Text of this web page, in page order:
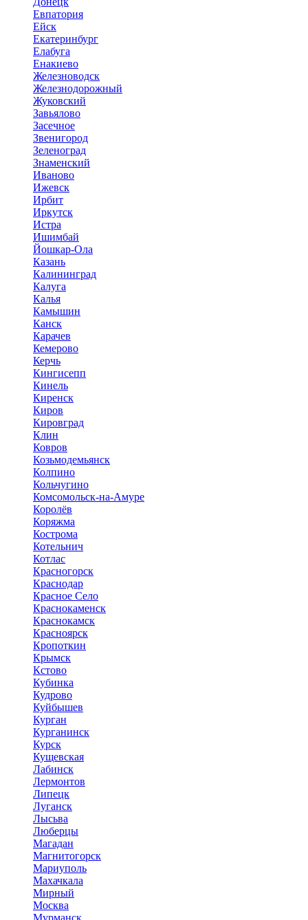
Евпатория
Ейск
Екатеринбург
Елабуга
Енакиево
Железноводск
Железнодорожный
Жуковский
Завьялово
Засечное
Звенигород
Зеленоград
Знаменский
Иваново
Ижевск
Ирбит
Иркутск
Истра
Ишимбай
Йошкар-Ола
Казань
Калининград
Калуга
Калья
Камышин
Канск
Карачев
Кемерово
Керчь
Кингисепп
Кинель
Киренск
Киров
Кировград
Клин
Ковров
Козьмодемьянск
Колпино
Кольчугино
Комсомольск-на-Амуре
Королёв
Коряжма
Кострома
Котельнич
Котлас
Красногорск
Краснодар
Красное Село
Краснокаменск
Краснокамск
Красноярск
Кропоткин
Крымск
Кстово
Кубинка
Кудрово
Куйбышев
Курган
Курганинск
Курск
Кущевская
Лабинск
Лермонтов
Липецк
Луганск
Лысьва
Люберцы
Магадан
Магнитогорск
Мариуполь
Махачкала
Мирный
Москва
Мурманск